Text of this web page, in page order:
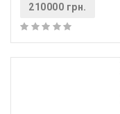
210000 грн.